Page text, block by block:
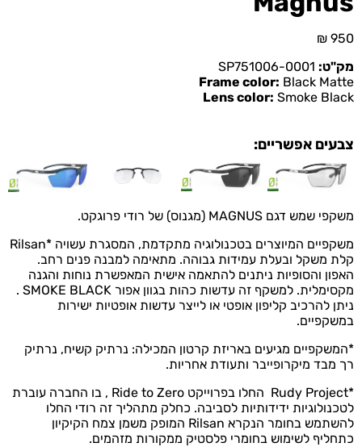
₪ 950
מק"ט:
Frame color: Black Matte
Lens color: Smoke Black
צבעים אפשריים:
משקפי שמש דגם MAGNUS (מגנוס) של רודי פרוגקט.
משקפיים המיוצרים בטכנולוגיה מתקדמת, המסגרת עשויה *Rilsan
קלת משקל ובעלת עמידות גבוהה. מתאימה למבנה פנים רחב.
האפון והסופיות ניתנים להתאמה אישית המאפשרת נוחות והגנה
מקסימלית. למשקף זה עדשות כהות בגוון אפור SMOKE BLACK .
ניתן להרכיב קליפון אופטי או לייצר עדשות אופטיות ישירות
במשקפיים.
*המשקפיים מגיעים באריזת קרטון המכילה: נרתיק קשיח, נרתיק
רך מבד מיקרופייבר ותעודת אחריות.
*Rudy Project החלו בפרוייקט Ride to Zero , בו החברה עוברת
לטכנולוגיות ידידותיות לסביבה. כחלק מתהליך זה רודי החלו
להשתמש בחומר הנקרא Rilsan המופק משמן צמח הקיקיון
כתחליף לשימוש בחומרי פלסטיק ממקורות מזהמים.